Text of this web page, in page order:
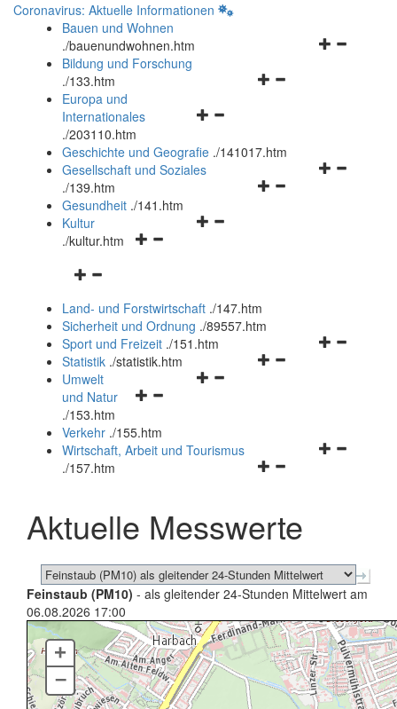
Coronavirus: Aktuelle Informationen
Bauen und Wohnen
./bauenundwohnen.htm
Navigationsmenü
Bildung und Forschung
./133.htm
Navigationsmenü
und
schließen
Europa und
Internationales
./203110.htm
Geschichte und Geografie ./141017.htm
Navigationsmenü
Gesellschaft und Soziales
./139.htm
Navigationsmenü
Gesundheit ./141.htm
Navigationsmenü
Kultur
./kultur.htm
Navigationsmenü
und
schließen
Land- und Forstwirtschaft ./147.htm
Sicherheit und Ordnung ./89557.htm
Navigationsmenü
Sport und Freizeit ./151.htm
Navigationsmenü
Statistik ./statistik.htm
Navigationsmenü
und
schließen
Umwelt
und Natur
./153.htm
Verkehr ./155.htm
Navigationsmenü
schließen
Wirtschaft, Arbeit und Tourismus
./157.htm
Aktuelle Messwerte
Feinstaub (PM10) - als gleitender 24-Stunden Mittelwert am
06.08.2026 17:00
+
–